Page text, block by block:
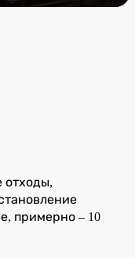
отходы,
примерно – 10